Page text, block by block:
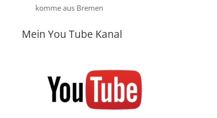
komme aus Bremen
Mein You Tube Kanal